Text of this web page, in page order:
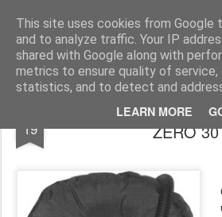
This site uses cookies from Google
and to analyze traffic. Your IP
shared with Google along with
metrics to ensure quality of service,
statistics, and to detect and
LEARN MORE
Pages
19
COMPENSATORE
ZERO